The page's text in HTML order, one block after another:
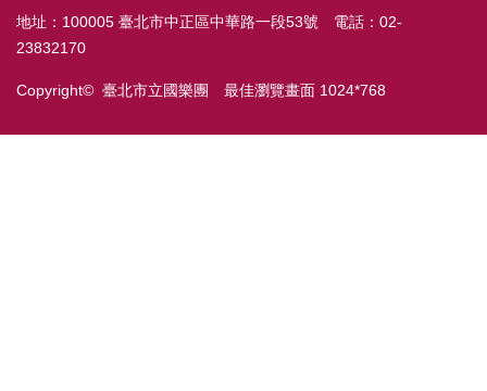
地址：100005 臺北市中正區中華路一段53號 電話：02-
23832170
Copyright© 臺北市立國樂團 最佳瀏覽畫面 1024*768